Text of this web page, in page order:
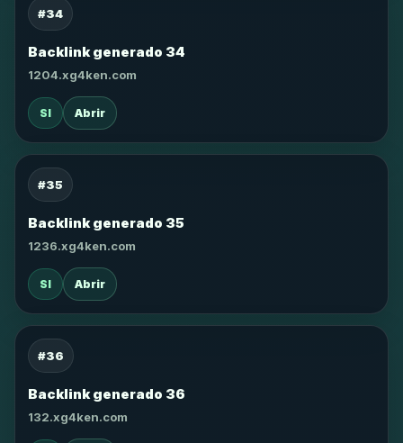
#34
Backlink generado 34
1204.xg4ken.com
SI Abrir
#35
Backlink generado 35
1236.xg4ken.com
SI Abrir
#36
Backlink generado 36
132.xg4ken.com